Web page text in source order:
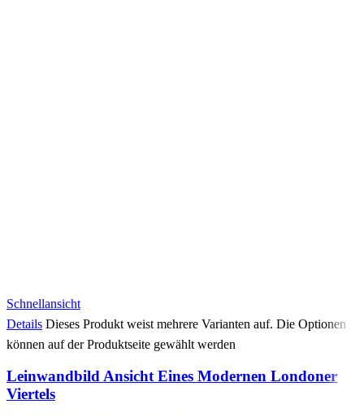
Schnellansicht
Details Dieses Produkt weist mehrere Varianten auf. Die Optionen
können auf der Produktseite gewählt werden
Leinwandbild Ansicht Eines Modernen Londoner
Viertels